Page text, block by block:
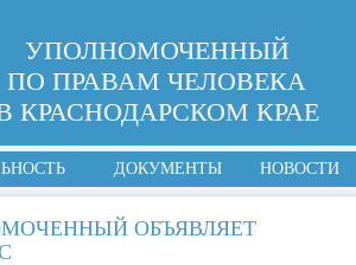
УПОЛНОМОЧЕННЫЙ
ПО ПРАВАМ ЧЕЛОВЕКА
КРАСНОДАРСКОМ КРАЕ
ДОКУМЕНТЫ НОВОСТИ
ОБЪЯВЛЯЕТ